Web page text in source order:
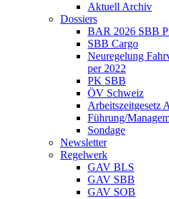
Aktuell Archiv
Dossiers
BAR 2026 SBB
SBB Cargo
Neuregelung
per 2022
PK SBB
ÖV Schweiz
Arbeitszeitgesetz
Führung/
Sondage
Newsletter
Regelwerk
GAV BLS
GAV SBB
GAV SOB